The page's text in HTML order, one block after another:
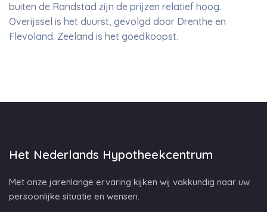
buiten de Randstad zijn de prijzen relatief hoog.
Overijssel is het duurst, gevolgd door Drenthe en
Flevoland. Zeeland is het goedkoopst.
Het Nederlands Hypotheekcentrum
Met onze jarenlange ervaring kijken wij vakkundig naar uw
persoonlijke situatie en wensen.